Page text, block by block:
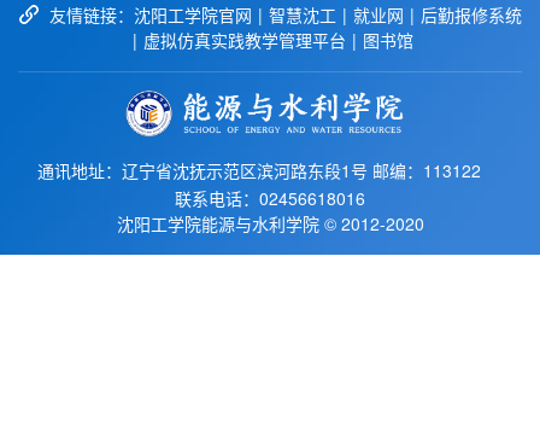
友情链接： 沈阳工学院官网 | 智慧沈工 | 就业网 | 后勤报修系统
| 虚拟仿真实践教学管理平台 | 图书馆
通讯地址：辽宁省沈抚示范区滨河路东段1号 邮编：113122
联系电话：02456618016
沈阳工学院能源与水利学院 © 2012-2020